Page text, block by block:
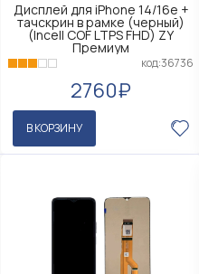
Дисплей для iPhone 14/16e +
тачскрин в рамке (черный)
(Incell COF LTPS FHD) ZY
Премиум
код:36736
2760₽
В КОРЗИНУ